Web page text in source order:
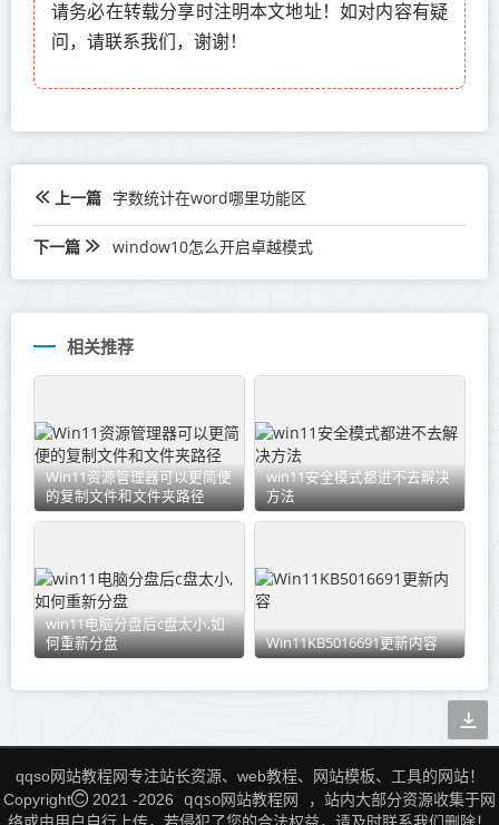
请务必在转载分享时注明本文地址！如对内容有疑
问，请联系我们，谢谢！
上一篇 字数统计在word哪里功能区
下一篇 window10怎么开启卓越模式
相关推荐
Win11资源管理器可以更简便
的复制文件和文件夹路径
win11安全模式都进不去解决
方法
win11电脑分盘后c盘太小,如
何重新分盘
Win11KB5016691更新内容
qqso网站教程网专注站长资源、web教程、网站模板、工具的网站！
Copyright
2021 -2026 qqso网站教程网
，站内大部分资源收集于网